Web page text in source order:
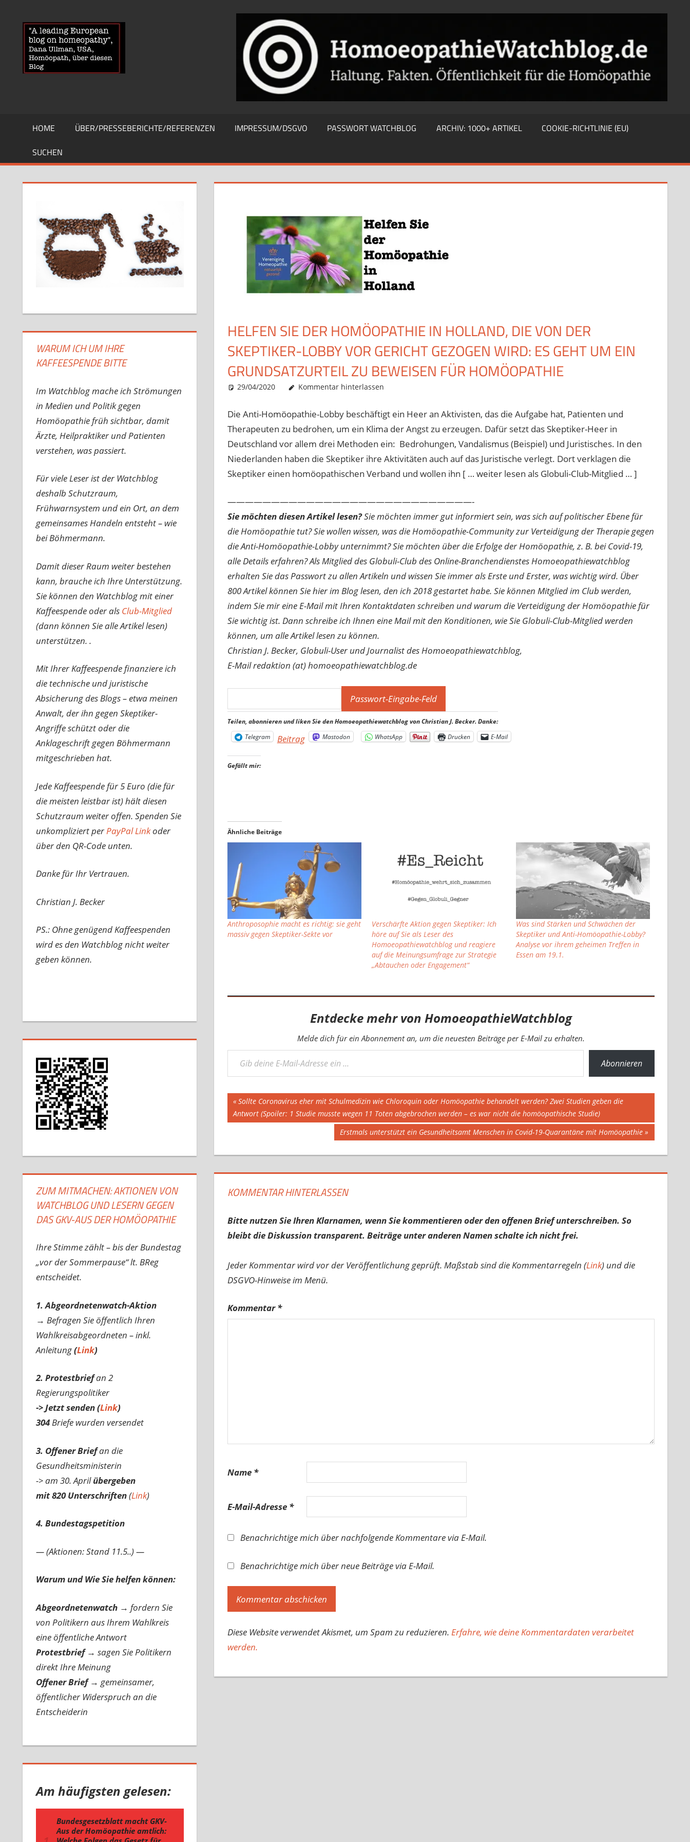
springen
HOMOEOPATHIEWATCHBLOG
News
über
Homöopathie
und
Globuli-
HOME ÜBER/PRESSEBERICHTE/REFERENZEN IMPRESSUM/DSGVO PASSWORT WATCHBLOG ARCHIV: 1000+ ARTIKEL
COOKIE-RICHTLINIE (EU)
SUCHEN
HELFEN SIE DER HOMÖOPATHIE IN HOLLAND, DIE VON DER
SKEPTIKER-LOBBY VOR GERICHT GEZOGEN WIRD: ES GEHT UM EIN
GRUNDSATZURTEIL ZU BEWEISEN FÜR HOMÖOPATHIE
29/04/2020 Christian J. Becker
Allgemein
Kommentar hinterlassen
Die Anti-Homöopathie-Lobby beschäftigt ein Heer an Aktivisten, das die Aufgabe hat, Patienten und
Therapeuten zu bedrohen, um ein Klima der Angst zu erzeugen. Dafür setzt das Skeptiker-Heer in
Deutschland vor allem drei Methoden ein: Bedrohungen, Vandalismus (Beispiel) und Juristisches. In den
Niederlanden haben die Skeptiker ihre Aktivitäten auch auf das Juristische verlegt. Dort verklagen die
Skeptiker einen homöopathischen Verband und wollen ihn [ … weiter lesen als Globuli-Club-Mitglied … ]
————————————————————————————-
Sie möchten diesen Artikel lesen?Sie möchten immer gut informiert sein, was sich auf politischer Ebene für
die Homöopathie tut? Sie wollen wissen, was die Homöopathie-Community zur Verteidigung der Therapie gegen
die Anti-Homöopathie-Lobby unternimmt? Sie möchten über die Erfolge der Homöopathie, z. B. bei Covid-19,
alle Details erfahren? Als Mitglied des Globuli-Club des Online-Branchendienstes Homoeopathiewatchblog
erhalten Sie das Passwort zu allen Artikeln und wissen Sie immer als Erste und Erster, was wichtig wird. Über
800 Artikel können Sie hier im Blog lesen, den ich 2018 gestartet habe. Sie können Mitglied im Club werden,
indem Sie mir eine E-Mail mit Ihren Kontaktdaten schreiben und warum die Verteidigung der Homöopathie für
Sie wichtig ist. Dann schreibe ich Ihnen eine Mail mit den Konditionen, wie Sie Globuli-Club-Mitglied werden
können, um alle Artikel lesen zu können.
Christian J. Becker, Globuli-User und Journalist des Homoeopathiewatchblog,
E-Mail redaktion (at) homoeopathiewatchblog.de
Teilen, abonnieren und liken Sie den Homoeopathiewatchblog von Christian J. Becker. Danke:
Telegram
Beitrag Mastodon WhatsApp Drucken E-Mail
Gefällt mir:
Ähnliche Beiträge
Anthroposophie macht es richtig: sie geht
massiv gegen Skeptiker-Sekte vor
Verschärfte Aktion gegen Skeptiker: Ich
höre auf Sie als Leser des
Homoeopathiewatchblog und reagiere
auf die Meinungsumfrage zur Strategie
„Abtauchen oder Engagement“
Was sind Stärken und Schwächen der
Skeptiker und Anti-Homöopathie-Lobby?
Analyse vor ihrem geheimen Treffen in
Essen am 19.1.
Entdecke mehr von HomoeopathieWatchblog
Melde dich für ein Abonnement an, um die neuesten Beiträge per E-Mail zu erhalten.
Gib deine E-Mail-Adresse ein ...
Abonnieren
Beitragsnavigation
Vorheriger
Beitrag:
Sollte Coronavirus eher mit Schulmedizin wie Chloroquin oder Homöopathie behandelt werden? Zwei Studien geben die
Antwort (Spoiler: 1 Studie musste wegen 11 Toten abgebrochen werden – es war nicht die homöopathische Studie)
Nächster
Beitrag:
Erstmals unterstützt ein Gesundheitsamt Menschen in Covid-19-Quarantäne mit Homöopathie
KOMMENTAR HINTERLASSEN
Bitte nutzen Sie Ihren Klarnamen, wenn Sie kommentieren oder den offenen Brief unterschreiben. So
bleibt die Diskussion transparent. Beiträge unter anderen Namen schalte ich nicht frei.
Jeder Kommentar wird vor der Veröffentlichung geprüft. Maßstab sind die Kommentarregeln (Link) und die
DSGVO-Hinweise im Menü.
Kommentar*
Name *
E-Mail-Adresse *
Benachrichtige mich über nachfolgende Kommentare via E-Mail.
Benachrichtige mich über neue Beiträge via E-Mail.
Diese Website verwendet Akismet, um Spam zu reduzieren. Erfahre, wie deine Kommentardaten verarbeitet
werden.
WARUM ICH UM IHRE
KAFFEESPENDE BITTE
Im Watchblog mache ich Strömungen
in Medien und Politik gegen
Homöopathie früh sichtbar, damit
Ärzte, Heilpraktiker und Patienten
verstehen, was passiert.
Für viele Leser ist der Watchblog
deshalb Schutzraum,
Frühwarnsystem und ein Ort, an dem
gemeinsames Handeln entsteht – wie
bei Böhmermann.
Damit dieser Raum weiter bestehen
kann, brauche ich Ihre Unterstützung.
Sie können den Watchblog mit einer
Kaffeespende oder als Club-Mitglied
(dann können Sie alle Artikel lesen)
unterstützen. .
Mit Ihrer Kaffeespende finanziere ich
die technische und juristische
Absicherung des Blogs – etwa meinen
Anwalt, der ihn gegen Skeptiker-
Angriffe schützt oder die
Anklageschrift gegen Böhmermann
mitgeschrieben hat.
Jede Kaffeespende für 5 Euro (die für
die meisten leistbar ist) hält diesen
Schutzraum weiter offen. Spenden Sie
unkompliziert perPayPal Linkoder
über den QR-Code unten.
Danke für Ihr Vertrauen.
Christian J. Becker
PS.: Ohne genügend Kaffeespenden
wird es den Watchblog nicht weiter
geben können.
ZUM MITMACHEN: AKTIONEN VON
WATCHBLOG UND LESERN GEGEN
DAS GKV-AUS DER HOMÖOPATHIE
Ihre Stimme zählt – bis der Bundestag
„vor der Sommerpause“ lt. BReg
entscheidet.
1. Abgeordnetenwatch-Aktion
→ Befragen Sie öffentlich Ihren
Wahlkreisabgeordneten – inkl.
Anleitung(Link)
2. Protestbriefan 2
Regierungspolitiker
-> Jetzt senden (Link)
304Briefe wurden versendet
3. Offener Briefan die
Gesundheitsministerin
-> am 30. Aprilübergeben
mit 820 Unterschriften(Link)
4. Bundestagspetition
— (Aktionen: Stand 11.5..) —
Warum und Wie Sie helfen können:
Abgeordnetenwatch → fordern Sie
von Politikern aus Ihrem Wahlkreis
eine öffentliche Antwort
Protestbrief → sagen Sie Politikern
direkt Ihre Meinung
Offener Brief → gemeinsamer,
öffentlicher Widerspruch an die
Entscheiderin
Am häufigsten gelesen: